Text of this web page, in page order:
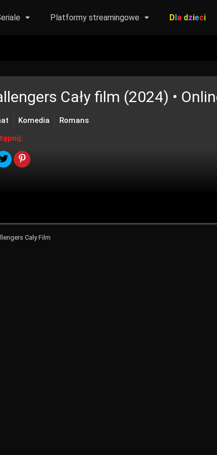
Platformy streamingowe Dla dzieci
Cały film (2024) •
Komedia
Romans
Cały Film